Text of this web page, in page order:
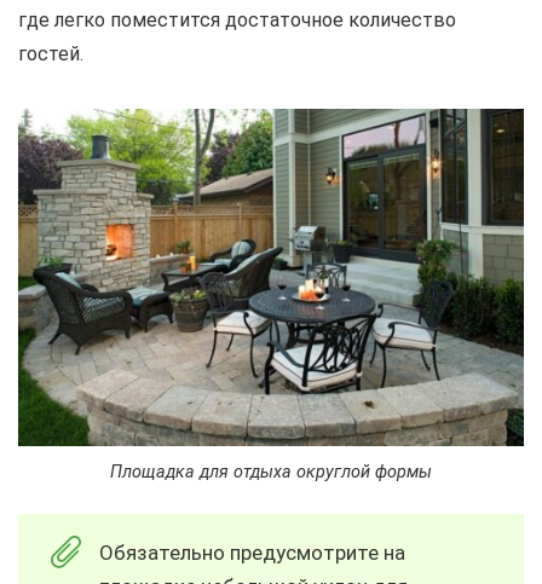
где легко поместится достаточное количество
гостей.
Площадка для отдыха округлой формы
Обязательно предусмотрите на